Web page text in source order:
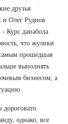
друзья
и Олег Руднов
- Курс данабола
что жулики
прошедшая
выполнять
бизнесом, а
однако, все